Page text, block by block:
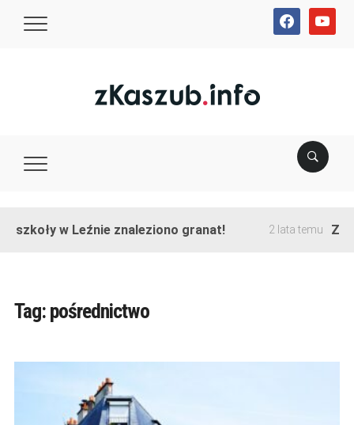
facebookyoutube
szkoły w Leźnie znaleziono granat! 2 lata temu
Tag: pośrednictwo